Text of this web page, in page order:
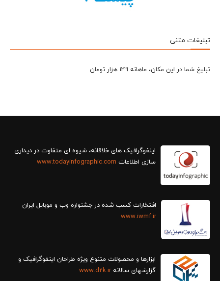
تبلیغات متنی
تبلیغ شما در این مکان، ماهانه 149 هزار تومان
سازی اطلاعات www.todayinfographic.com
افتخارات کسب شده در جشنواره وب و موبایل ایران
www.iwmf.ir
ابزارها و محصولات متنوع ویژه طراحان اینفوگرافیک و
گزارش‎های سالانه
www.d2k.ir